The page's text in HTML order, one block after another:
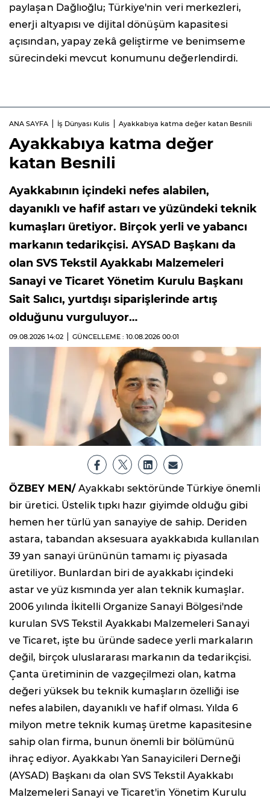
paylaşan Dağlıoğlu; Türkiye'nin veri merkezleri,
enerji altyapısı ve dijital dönüşüm kapasitesi
açısından, yapay zekâ geliştirme ve benimseme
sürecindeki mevcut konumunu değerlendirdi.
ANA SAYFA İş Dünyası Kulis Ayakkabıya katma değer katan Besnili
Ayakkabıya katma değer
katan Besnili
Ayakkabının içindeki nefes alabilen,
dayanıklı ve hafif astarı ve yüzündeki teknik
kumaşları üretiyor. Birçok yerli ve yabancı
markanın tedarikçisi. AYSAD Başkanı da
olan SVS Tekstil Ayakkabı Malzemeleri
Sanayi ve Ticaret Yönetim Kurulu Başkanı
Sait Salıcı, yurtdışı siparişlerinde artış
olduğunu vurguluyor…
09.08.2026 14:02 GÜNCELLEME : 10.08.2026 00:01
ÖZBEY MEN/ Ayakkabı sektöründe Türkiye önemli
bir üretici. Üstelik tıpkı hazır giyimde olduğu gibi
hemen her türlü yan sanayiye de sahip. Deriden
astara, tabandan aksesuara ayakkabıda kullanılan
39 yan sanayi ürününün tamamı iç piyasada
üretiliyor. Bunlardan biri de ayakkabı içindeki
astar ve yüz kısmında yer alan teknik kumaşlar.
2006 yılında İkitelli Organize Sanayi Bölgesi'nde
kurulan SVS Tekstil Ayakkabı Malzemeleri Sanayi
ve Ticaret, işte bu üründe sadece yerli markaların
değil, birçok uluslararası markanın da tedarikçisi.
Çanta üretiminin de vazgeçilmezi olan, katma
değeri yüksek bu teknik kumaşların özelliği ise
nefes alabilen, dayanıklı ve hafif olması. Yılda 6
milyon metre teknik kumaş üretme kapasitesine
sahip olan firma, bunun önemli bir bölümünü
ihraç ediyor. Ayakkabı Yan Sanayicileri Derneği
(AYSAD) Başkanı da olan SVS Tekstil Ayakkabı
Malzemeleri Sanayi ve Ticaret'in Yönetim Kurulu